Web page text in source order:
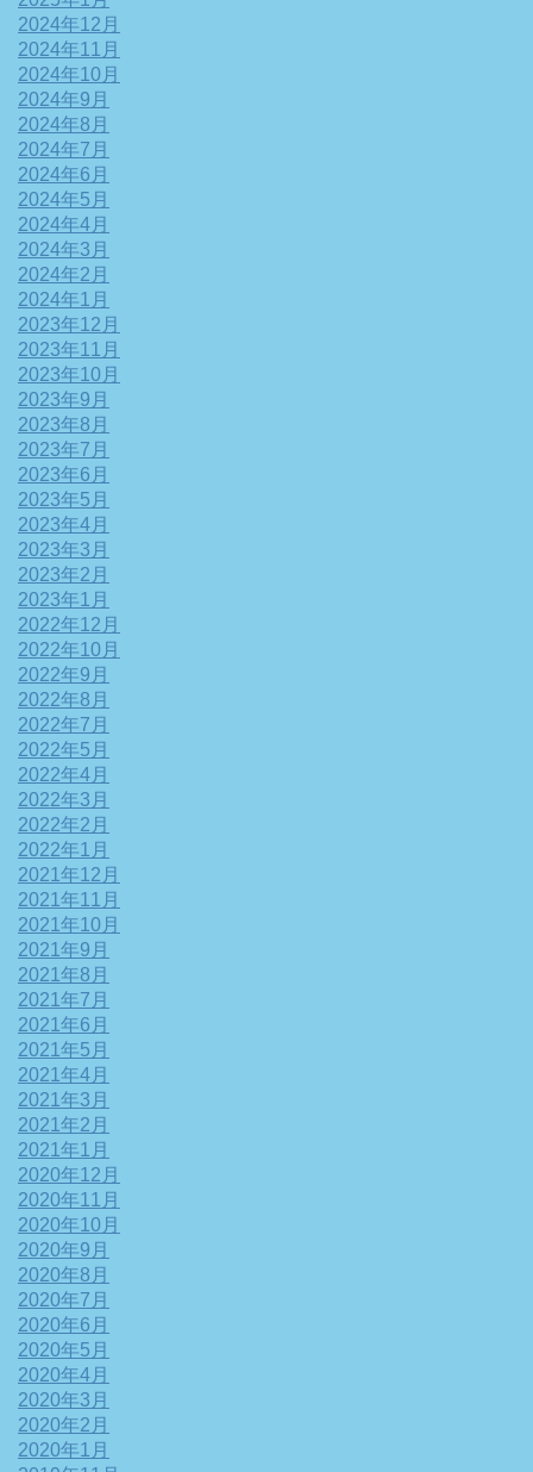
2024年12月
2024年11月
2024年10月
2024年9月
2024年8月
2024年7月
2024年6月
2024年5月
2024年4月
2024年3月
2024年2月
2024年1月
2023年12月
2023年11月
2023年10月
2023年9月
2023年8月
2023年7月
2023年6月
2023年5月
2023年4月
2023年3月
2023年2月
2023年1月
2022年12月
2022年10月
2022年9月
2022年8月
2022年7月
2022年5月
2022年4月
2022年3月
2022年2月
2022年1月
2021年12月
2021年11月
2021年10月
2021年9月
2021年8月
2021年7月
2021年6月
2021年5月
2021年4月
2021年3月
2021年2月
2021年1月
2020年12月
2020年11月
2020年10月
2020年9月
2020年8月
2020年7月
2020年6月
2020年5月
2020年4月
2020年3月
2020年2月
2020年1月